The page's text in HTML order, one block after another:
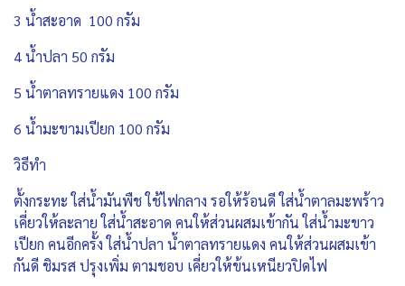
3 น้ำสะอาด 100 กรัม
4 น้ำปลา 50 กรัม
5 น้ำตาลทรายแดง 100 กรัม
6 น้ำมะขามเปียก 100 กรัม
วิธีทำ
ตั้งกระทะ ใส่น้ำมันพืช ใช้ไฟกลาง รอให้ร้อนดี ใส่น้ำตาลมะพร้าว
เคี่ยวให้ละลาย ใส่น้ำสะอาด คนให้ส่วนผสมเข้ากัน ใส่น้ำมะขาว
เปียก คนอีกครั้ง ใส่น้ำปลา น้ำตาลทรายแดง คนให้ส่วนผสมเข้า
กันดี ชิมรส ปรุงเพิ่ม ตามชอบ เคี่ยวให้ข้นเหนียวปิดไฟ